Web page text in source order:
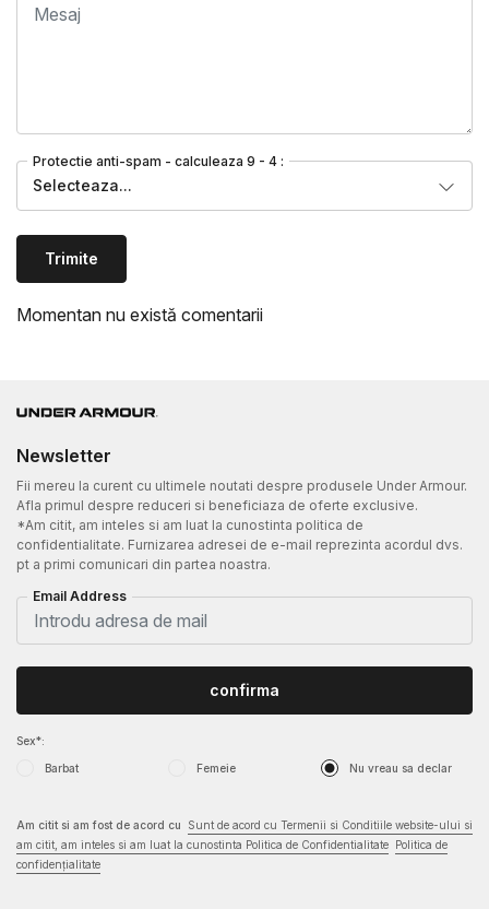
Protectie anti-spam - calculeaza 9 - 4 :
Selecteaza...
Trimite
Momentan nu există comentarii
Newsletter
Fii mereu la curent cu ultimele noutati despre produsele Under Armour.
Afla primul despre reduceri si beneficiaza de oferte exclusive.
*Am citit, am inteles si am luat la cunostinta politica de
confidentialitate. Furnizarea adresei de e-mail reprezinta acordul dvs.
pt a primi comunicari din partea noastra.
Email Address
Sex*:
Barbat Femeie Nu vreau sa declar
confirma
Am citit si am fost de acord cu
Sunt de acord cu Termenii si Conditiile website-ului si
am citit, am inteles si am luat la cunostinta Politica de Confidentialitate
Politica de
confidențialitate